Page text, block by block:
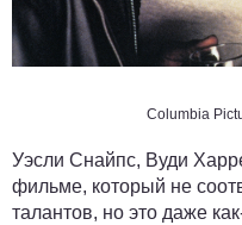
Columbia
Уэсли Снайпс, Вуди
фильме, который не
талантов, но это даже